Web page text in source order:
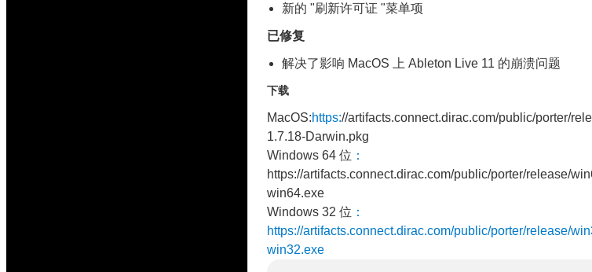
新的 "刷新许可证 "菜单项
已修复
解决了影响 MacOS 上 Ableton Live 11 的崩溃问题
下载
MacOS:https://artifacts.connect.dirac.com/public/porter/
1.7.18-Darwin.pkg
Windows 64 位 ：
https://artifacts.connect.dirac.com/public/porter/release/
win64.exe
Windows 32 位 ：
https://artifacts.connect.dirac.com/public/porter/release/
win32.exe